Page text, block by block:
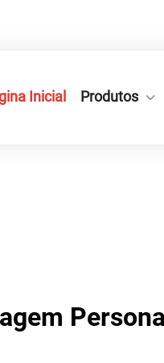
Inicial Produtos